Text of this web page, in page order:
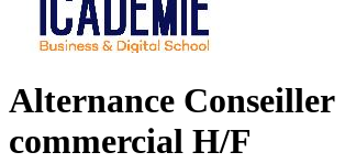
Alternance Conseiller
commercial H/F